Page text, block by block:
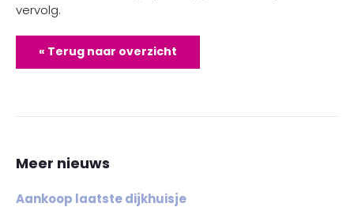
vervolg.
« Terug naar overzicht
Meer nieuws
Aankoop laatste dijkhuisje